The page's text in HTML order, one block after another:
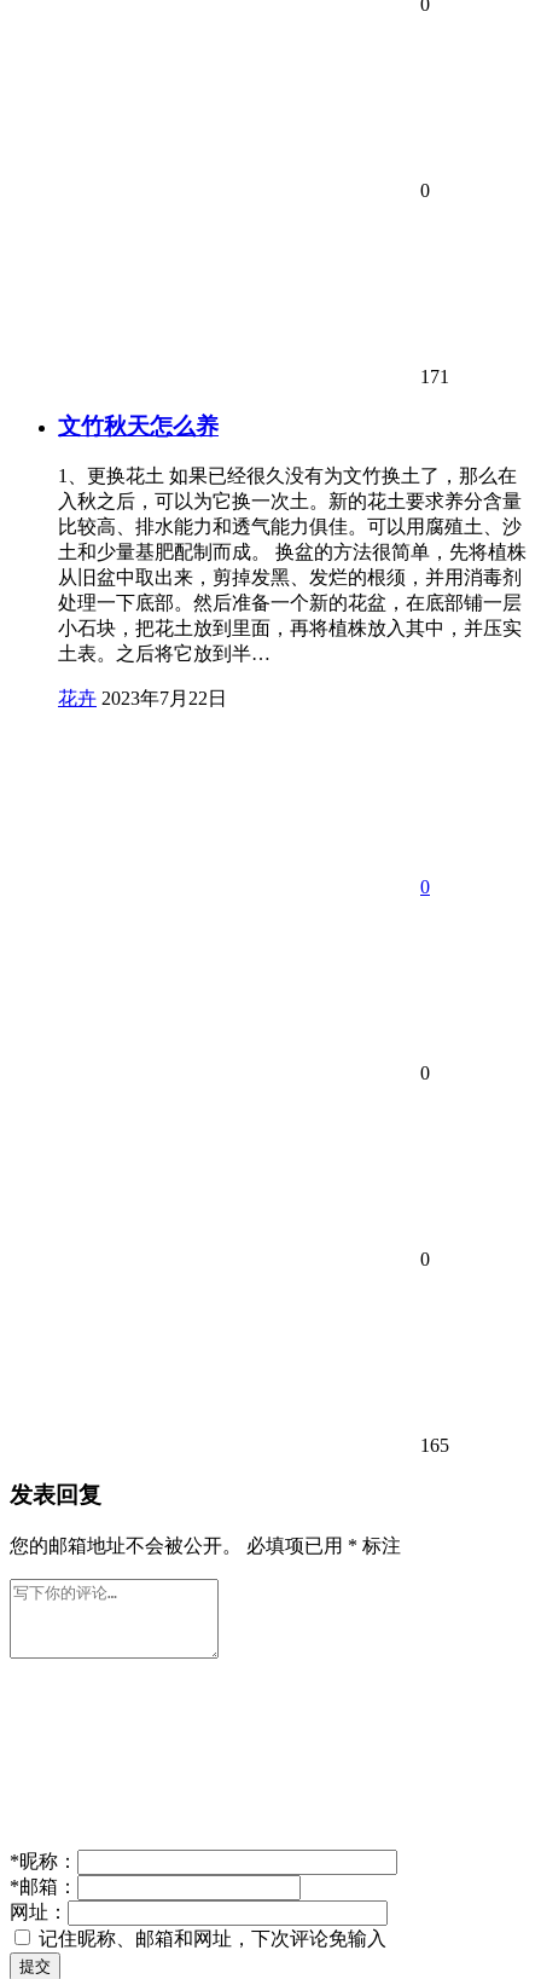
0
0
171
文竹秋天怎么养
1、更换花土 如果已经很久没有为文竹换土了，那么在
入秋之后，可以为它换一次土。新的花土要求养分含量
比较高、排水能力和透气能力俱佳。可以用腐殖土、沙
土和少量基肥配制而成。 换盆的方法很简单，先将植株
从旧盆中取出来，剪掉发黑、发烂的根须，并用消毒剂
处理一下底部。然后准备一个新的花盆，在底部铺一层
小石块，把花土放到里面，再将植株放入其中，并压实
土表。之后将它放到半…
花卉 2023年7月22日
0
0
0
165
发表回复
您的邮箱地址不会被公开。 必填项已用 * 标注
*昵称：
*邮箱：
网址：
记住昵称、邮箱和网址，下次评论免输入
提交